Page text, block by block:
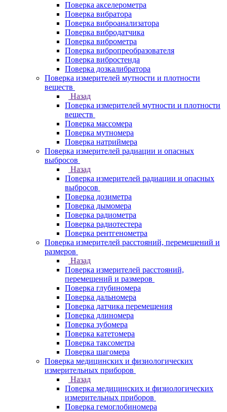
Поверка акселерометра
Поверка вибратора
Поверка виброанализатора
Поверка вибродатчика
Поверка виброметра
Поверка вибропреобразователя
Поверка вибростенда
Поверка дозкалибратора
Поверка измерителей мутности и плотности
веществ
Назад
Поверка измерителей мутности и плотности
веществ
Поверка массомера
Поверка мутномера
Поверка натриймера
Поверка измерителей радиации и опасных
выбросов
Назад
Поверка измерителей радиации и опасных
выбросов
Поверка дозиметра
Поверка дымомера
Поверка радиометра
Поверка радиотестера
Поверка рентгенометра
Поверка измерителей расстояний, перемещений и
размеров
Назад
Поверка измерителей расстояний,
перемещений и размеров
Поверка глубиномера
Поверка дальномера
Поверка датчика перемещения
Поверка длиномера
Поверка зубомера
Поверка катетомера
Поверка таксометра
Поверка шагомера
Поверка медицинских и физиологических
измерительных приборов
Назад
Поверка медицинских и физиологических
измерительных приборов
Поверка гемоглобиномера